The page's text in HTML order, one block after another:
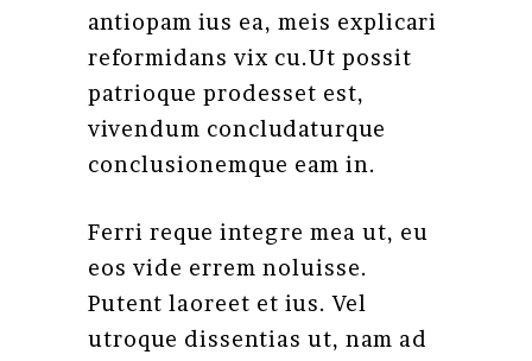
antiopam ius ea, meis explicari
reformidans vix cu.Ut possit
patrioque prodesset est,
vivendum concludaturque
conclusionemque eam in.
Ferri reque integre mea ut, eu
eos vide errem noluisse.
Putent laoreet et ius. Vel
utroque dissentias ut, nam ad